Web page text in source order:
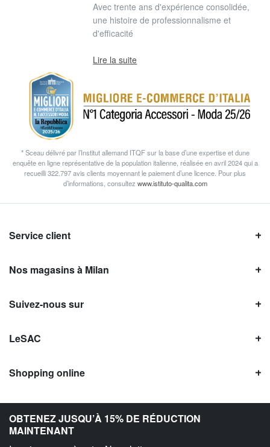
OBTENEZ JUSQU’À 15% DE RÉDUCTION
MAINTENANT
Avec trente ans d'expérience consolidée,
une histoire de professionnalisme et
d'efficacité
Lire la suite
* Sceau délivré par l’Institut allemand ITQF sur la base d’une expertise et dune
enquête en ligne représentative de la population italienne, réalisée en avril 2024 qui a
recueilli 322.797 avis clients moyennant le paiement d’une licence. Pour plus
d’informations, consultez www.istituto-qualita.com
Service client
Nos magasins à Milan
Suivez-nous sur
LeSAC
Shopping online
Avis LeSAC